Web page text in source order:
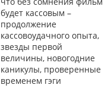
будет кассовым –
продолжение
кассовоудачного опыта,
звезды первой
величины, новогодние
каникулы, проверенные
временем гэги